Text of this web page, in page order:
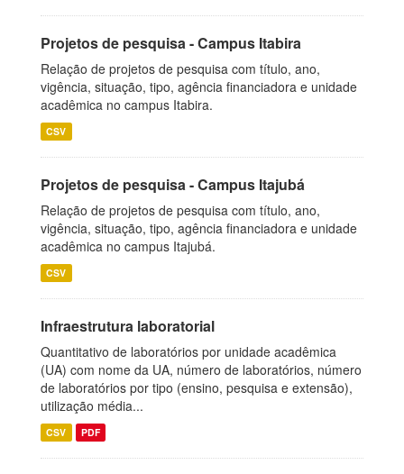
Projetos de pesquisa - Campus Itabira
Relação de projetos de pesquisa com título, ano,
vigência, situação, tipo, agência financiadora e unidade
acadêmica no campus Itabira.
CSV
Projetos de pesquisa - Campus Itajubá
Relação de projetos de pesquisa com título, ano,
vigência, situação, tipo, agência financiadora e unidade
acadêmica no campus Itajubá.
CSV
Infraestrutura laboratorial
Quantitativo de laboratórios por unidade acadêmica
(UA) com nome da UA, número de laboratórios, número
de laboratórios por tipo (ensino, pesquisa e extensão),
utilização média...
CSV PDF